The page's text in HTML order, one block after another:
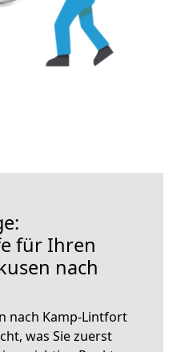
für Ihren
nach
nach Kamp-Lintfort
was Sie zuerst